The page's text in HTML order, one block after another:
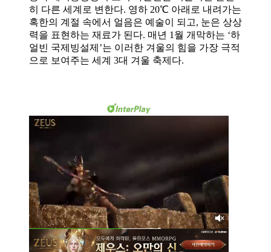
히 다른 세계로 변한다. 영하 20℃ 아래로 내려가는
혹한의 계절 속에서 얼음은 예술이 되고, 눈은 상상
력을 표현하는 재료가 된다. 매년 1월 개막하는 ‘하
얼빈 국제빙설제’는 이러한 겨울의 힘을 가장 극적
으로 보여주는 세계 3대 겨울 축제다.